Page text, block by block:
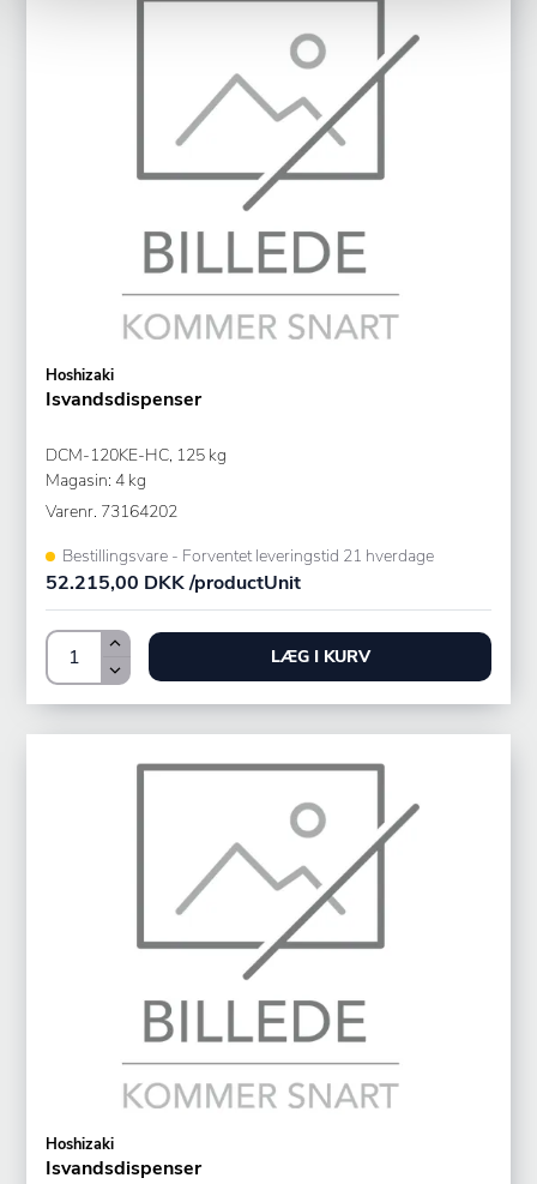
Hoshizaki
Isvandsdispenser
DCM-120KE-HC, 125 kg
Magasin: 4 kg
Varenr. 73164202
Bestillingsvare - Forventet leveringstid 21 hverdage
52.215,00 DKK /productUnit
LÆG I KURV
Hoshizaki
Isvandsdispenser